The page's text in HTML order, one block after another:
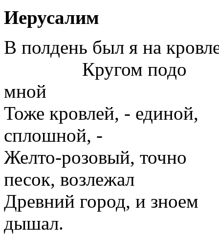
Иерусалим
В полдень был я на
Кругом подо
мной
Тоже кровлей, - единой,
сплошной, -
Желто-розовый, точно
песок, возлежал
Древний город, и зноем
дышал.